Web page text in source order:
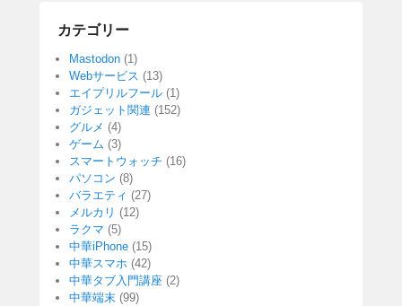
カテゴリー
Mastodon (1)
Webサービス (13)
エイプリルフール (1)
ガジェット関連 (152)
グルメ (4)
ゲーム (3)
スマートウォッチ (16)
パソコン (8)
バラエティ (27)
メルカリ (12)
ラクマ (5)
中華iPhone (15)
中華スマホ (42)
中華タブ入門講座 (2)
中華端末 (99)